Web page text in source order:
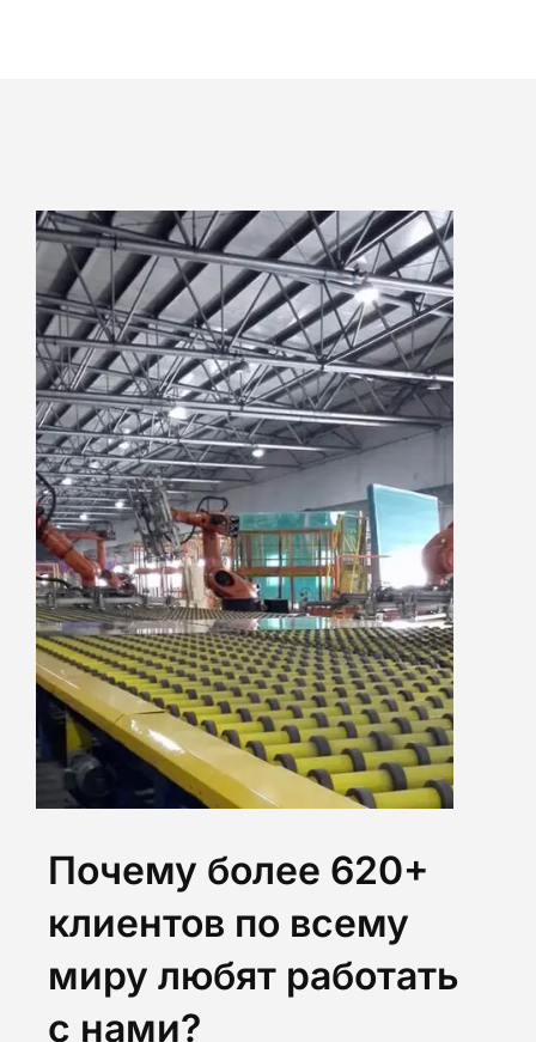
Почему более 620+
клиентов по всему
миру любят работать
с нами?